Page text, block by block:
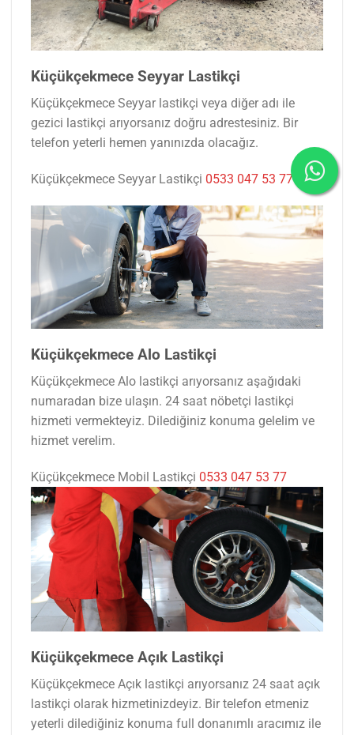
Küçükçekmece Seyyar Lastikçi
Küçükçekmece Seyyar lastikçi veya diğer adı ile
gezici lastikçi arıyorsanız doğru adrestesiniz. Bir
telefon yeterli hemen yanınızda olacağız.
Küçükçekmece Seyyar Lastikçi 0533 047 53 77
Küçükçekmece Alo Lastikçi
Küçükçekmece Alo lastikçi arıyorsanız aşağıdaki
numaradan bize ulaşın. 24 saat nöbetçi lastikçi
hizmeti vermekteyiz. Dilediğiniz konuma gelelim ve
hizmet verelim.
Küçükçekmece Mobil Lastikçi 0533 047 53 77
Küçükçekmece Açık Lastikçi
Küçükçekmece Açık lastikçi arıyorsanız 24 saat açık
lastikçi olarak hizmetinizdeyiz. Bir telefon etmeniz
yeterli dilediğiniz konuma full donanımlı aracımız ile